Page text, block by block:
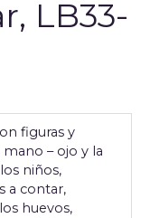
LB33-
figuras y
– ojo y la
niños,
a contar,
huevos,